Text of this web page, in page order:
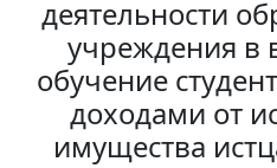
деятельности
учреждения в
обучение
доходами от
имущества